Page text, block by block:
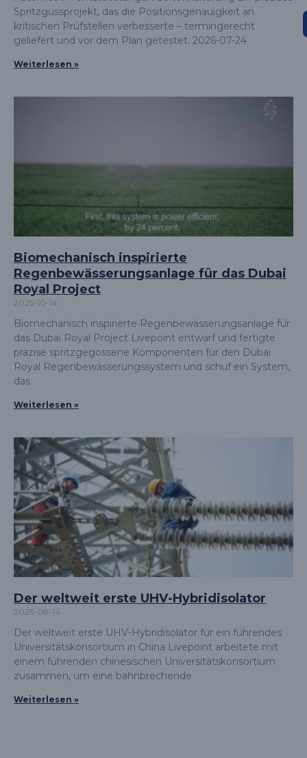
Spritzgussprojekt, das die Positionsgenauigkeit an
kritischen Prüfstellen verbesserte – termingerecht
geliefert und vor dem Plan getestet. 2026-07-24
Weiterlesen »
Biomechanisch inspirierte
Regenbewässerungsanlage für das Dubai
Royal Project
2025-10-14
Biomechanisch inspirierte Regenbewässerungsanlage für
das Dubai Royal Project Livepoint entwarf und fertigte
präzise spritzgegossene Komponenten für den Dubai
Royal Regenbewässerungssystem und schuf ein System,
das
Weiterlesen »
Der weltweit erste UHV-Hybridisolator
2025-08-14
Der weltweit erste UHV-Hybridisolator für ein führendes
Universitätskonsortium in China Livepoint arbeitete mit
einem führenden chinesischen Universitätskonsortium
zusammen, um eine bahnbrechende
Weiterlesen »